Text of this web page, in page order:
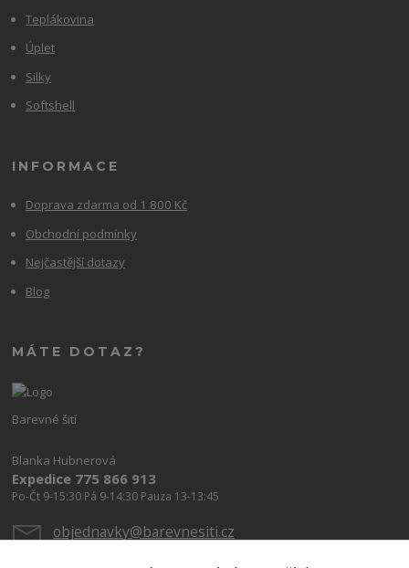
Teplákovina
Úplet
Silky
Softshell
INFORMACE
Doprava zdarma od 1 800 Kč
Obchodní podmínky
Nejčastější dotazy
Blog
MÁTE DOTAZ?
Barevné šití
Blanka Hubnerová
Expedice 775 866 913
Po-Čt 9-15:30 Pá 9-14:30 Pauza 13-13:45
objednavky@barevnesiti.cz